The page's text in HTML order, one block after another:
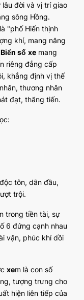
đời và vị trí giao
sông Hồng.
"phố Hiến thịnh
khí, mang năng
Biển số xe mang
riêng đẳng cấp
khẳng định vị thế
thương nhân
đạt, thăng tiến.
tôn, dẫn đầu,
trội.
trong tiền tài, sự
6 đứng cạnh nhau
vận, phúc khí dồi
xem là con số
tượng trưng cho
hiện liên tiếp của